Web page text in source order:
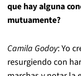
que hay alguna
mutuamente?
Camila Godoy: Yo
resurgiendo con